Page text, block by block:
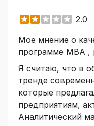
2.0
Мое мнение о
программе МВА ,
Я считаю, что в
тренде
которые
предприятиям,
Аналитический